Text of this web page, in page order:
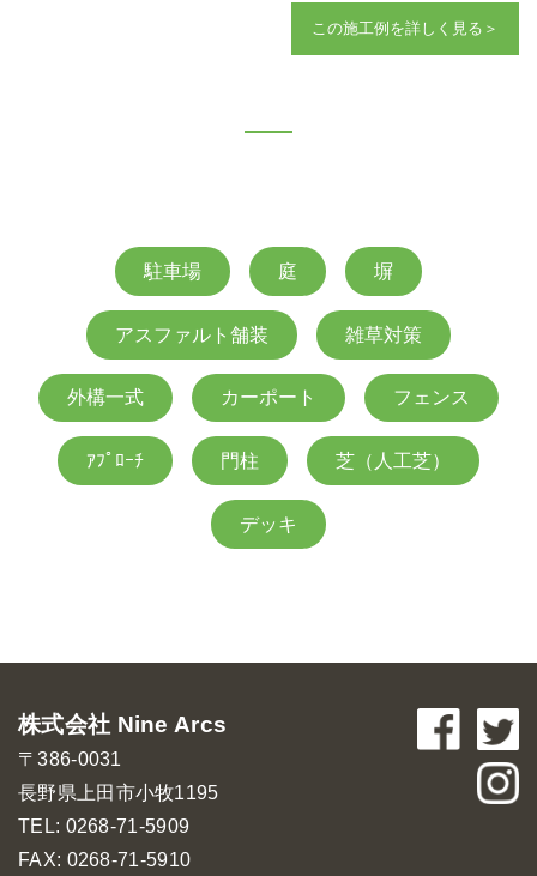
のようですっきりと見違えりました。これで好きなお花
この施工例を詳しく見る＞
駐車場 庭 塀
アスファルト舗装 雑草対策
外構一式 カーポート フェンス
ｱﾌﾟﾛｰﾁ 門柱 芝（人工芝）
デッキ
株式会社 Nine Arcs
〒386-0031
長野県上田市小牧1195
TEL: 0268-71-5909
FAX: 0268-71-5910